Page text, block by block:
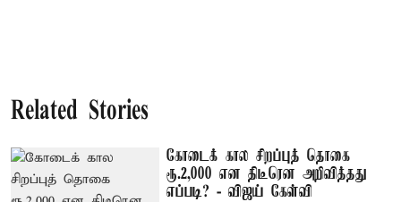
Related Stories
கோடைக் கால சிறப்புத் தொகை
ரூ.2,000 என திடீரென அறிவித்தது
எப்படி? - விஜய் கேள்வி